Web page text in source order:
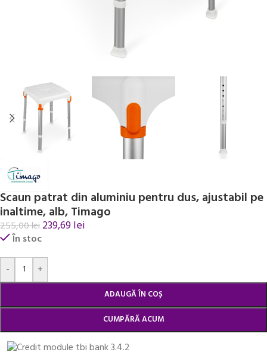
Scaun patrat din aluminiu pentru dus, ajustabil pe
inaltime, alb, Timago
255,00lei239,69lei
În stoc
-
+
ADAUGĂ ÎN COȘ
CUMPĂRĂ ACUM
Alternative: